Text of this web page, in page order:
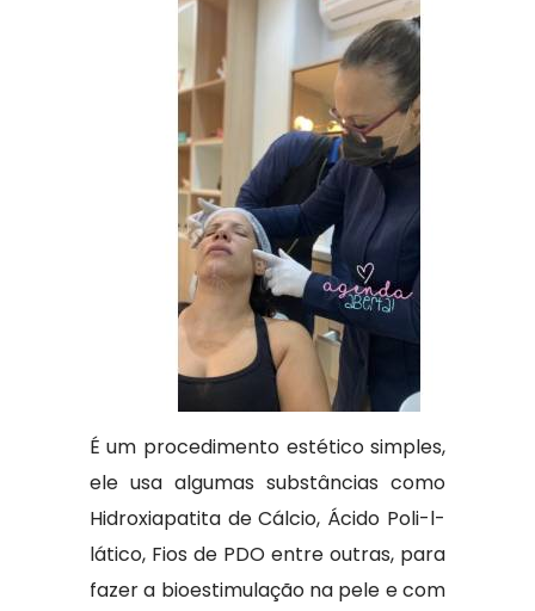
É um procedimento estético simples,
ele usa algumas substâncias como
Hidroxiapatita de Cálcio, Ácido Poli-l-
lático, Fios de PDO entre outras, para
fazer a bioestimulação na pele e com